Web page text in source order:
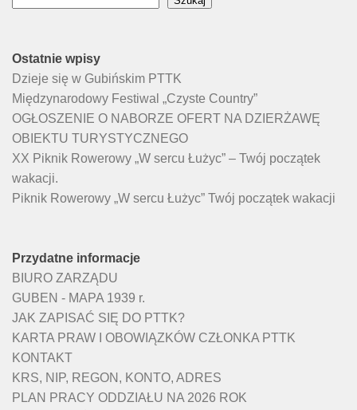
Ostatnie wpisy
Dzieje się w Gubińskim PTTK
Międzynarodowy Festiwal „Czyste Country”
OGŁOSZENIE O NABORZE OFERT NA DZIERŻAWĘ
OBIEKTU TURYSTYCZNEGO
XX Piknik Rowerowy „W sercu Łużyc” – Twój początek
wakacji.
Piknik Rowerowy „W sercu Łużyc” Twój początek wakacji
Przydatne informacje
BIURO ZARZĄDU
GUBEN - MAPA 1939 r.
JAK ZAPISAĆ SIĘ DO PTTK?
KARTA PRAW I OBOWIĄZKÓW CZŁONKA PTTK
KONTAKT
KRS, NIP, REGON, KONTO, ADRES
PLAN PRACY ODDZIAŁU NA 2026 ROK